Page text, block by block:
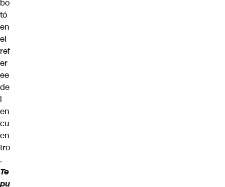
bo
tó
en
el
ref
er
ee
de
l
en
cu
en
tro
.
Te
pu